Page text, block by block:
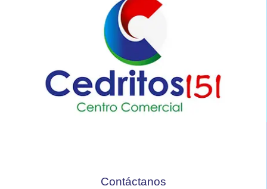
Contáctanos